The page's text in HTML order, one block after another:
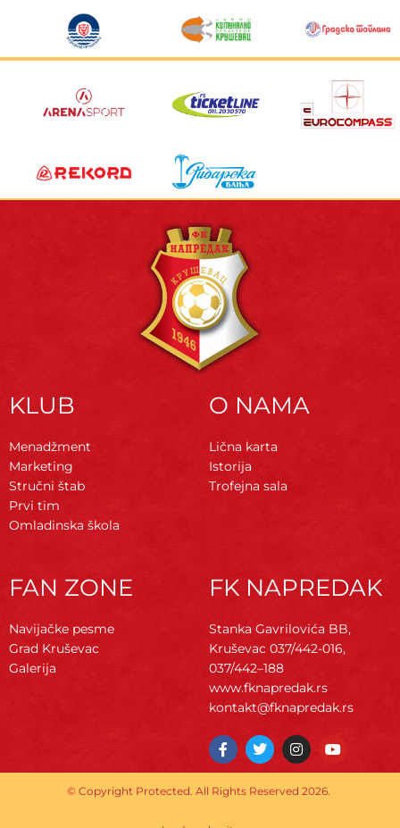
KLUB
Menadžment
Marketing
Stručni štab
Prvi tim
Omladinska škola
O NAMA
Lična karta
Istorija
Trofejna sala
FAN ZONE
Navijačke pesme
Grad Kruševac
Galerija
FK NAPREDAK
Stanka Gavrilovića BB,
Kruševac 037/442-016,
037/442–188
www.fknapredak.rs
kontakt@fknapredak.rs
F
a
c
e
b
T
w
i
t
t
I
n
s
t
a
Y
o
u
© Copyright Protected. All Rights Reserved 2026.